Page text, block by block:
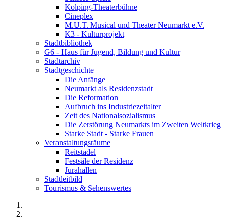
Kolping-Theaterbühne
Cineplex
M.U.T. Musical und Theater Neumarkt e.V.
K3 - Kulturprojekt
Stadtbibliothek
G6 - Haus für Jugend, Bildung und Kultur
Stadtarchiv
Stadtgeschichte
Die Anfänge
Neumarkt als Residenzstadt
Die Reformation
Aufbruch ins Industriezeitalter
Zeit des Nationalsozialismus
Die Zerstörung Neumarkts im Zweiten Weltkrieg
Starke Stadt - Starke Frauen
Veranstaltungsräume
Reitstadel
Festsäle der Residenz
Jurahallen
Stadtleitbild
Tourismus & Sehenswertes